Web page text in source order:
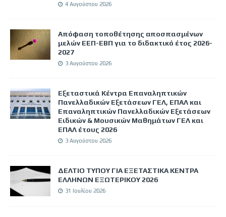
4 Αυγούστου 2026
Απόφαση τοποθέτησης αποσπασμένων
μελών ΕΕΠ-ΕΒΠ για το διδακτικό έτος 2026-
2027
3 Αυγούστου 2026
Εξεταστικά Κέντρα Επαναληπτικών
Πανελλαδικών Εξετάσεων ΓΕΛ, ΕΠΑΛ και
Επαναληπτικών Πανελλαδικών Εξετάσεων
Ειδικών & Μουσικών Μαθημάτων ΓΕΛ και
ΕΠΑΛ έτους 2026
3 Αυγούστου 2026
ΔΕΛΤΙΟ ΤΥΠΟΥ ΓΙΑ ΕΞΕΤΑΣΤΙΚΑ ΚΕΝΤΡΑ
ΕΛΛΗΝΩΝ ΕΞΩΤΕΡΙΚΟΥ 2026
31 Ιουλίου 2026